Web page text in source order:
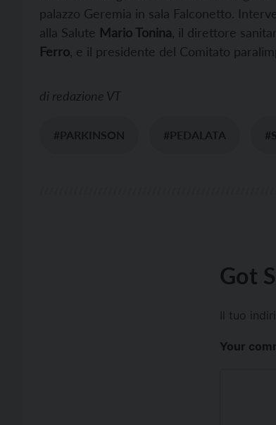
palazzo Geremia in sala Falconetto.
alla Salute Mario Tonina, il direttore
Ferro, e il presidente del Comitato
di redazione VT
#PARKINSON #PEDALATA
Got
Il tuo
Your